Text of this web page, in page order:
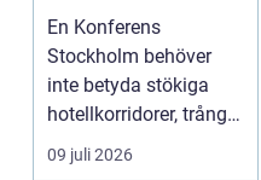
rofylld landsbygd
En Konferens
Stockholm behöver
inte betyda stökiga
hotellkorridorer, trånga
mötesrum och brus
från c...
09 juli 2026